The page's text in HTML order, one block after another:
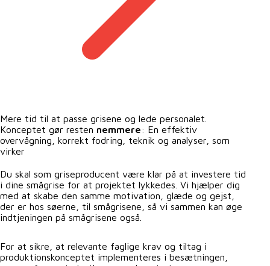
Mere tid til at passe grisene og lede personalet.
Konceptet gør resten nemmere: En effektiv
overvågning, korrekt fodring, teknik og analyser, som
virker
Du skal som griseproducent være klar på at investere tid
i dine smågrise for at projektet lykkedes. Vi hjælper dig
med at skabe den samme motivation, glæde og gejst,
der er hos søerne, til smågrisene, så vi sammen kan øge
indtjeningen på smågrisene også.
For at sikre, at relevante faglige krav og tiltag i
produktionskonceptet implementeres i besætningen,